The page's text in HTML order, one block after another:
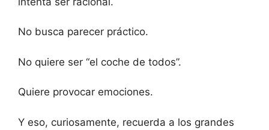
No busca parecer práctico.
No quiere ser “el coche de todos”.
Quiere provocar emociones.
Y eso, curiosamente, recuerda a los grandes